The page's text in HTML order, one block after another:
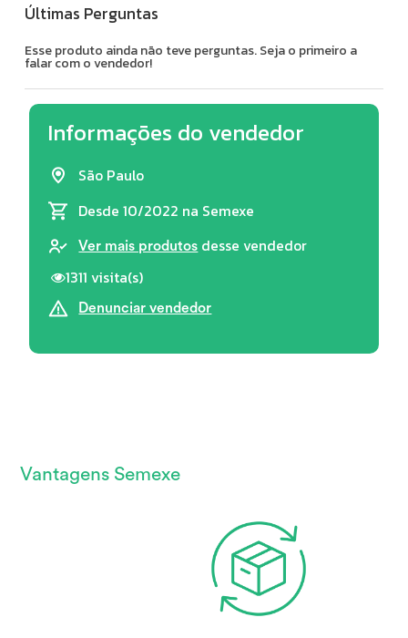
Últimas Perguntas
Esse produto ainda não teve perguntas. Seja o primeiro a
falar com o vendedor!
Informações do vendedor
São Paulo
Desde 10/2022 na Semexe
Ver mais produtos desse vendedor
1311 visita(s)
Denunciar vendedor
Vantagens Semexe